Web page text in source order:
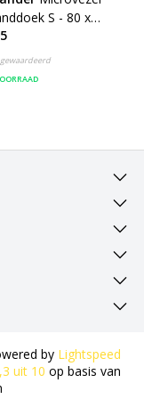
S - 80 x
Small -
soft
by Lightspeed
uit 10 op basis van